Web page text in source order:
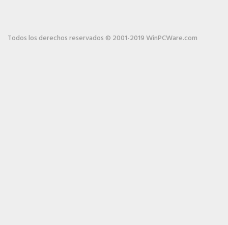
Todos los derechos reservados © 2001-2019 WinPCWare.com